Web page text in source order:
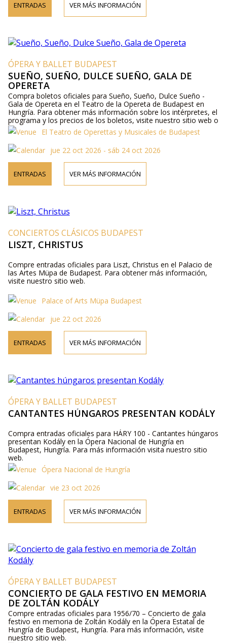
ENTRADAS VER MÁS INFORMACIÓN
ÓPERA Y BALLET BUDAPEST
SUEÑO, SUEÑO, DULCE SUEÑO, GALA DE
OPERETA
Compra boletos oficiales para Sueño, Sueño, Dulce Sueño -
Gala de Opereta en el Teatro de la Opereta de Budapest en
Hungría. Para obtener más información sobre los intérpretes, el
programa y los precios de los boletos, visite nuestro sitio web o
contáctenos por teléfono.
El Teatro de Operettas y Musicales de Budapest
jue 22 oct 2026 - sáb 24 oct 2026
ENTRADAS VER MÁS INFORMACIÓN
CONCIERTOS CLÁSICOS BUDAPEST
LISZT, CHRISTUS
Compre entradas oficiales para Liszt, Christus en el Palacio de
las Artes Müpa de Budapest. Para obtener más información,
visite nuestro sitio web.
Palace of Arts Müpa Budapest
jue 22 oct 2026
ENTRADAS VER MÁS INFORMACIÓN
ÓPERA Y BALLET BUDAPEST
CANTANTES HÚNGAROS PRESENTAN KODÁLY
Compra entradas oficiales para HÁRY 100 - Cantantes húngaros
presentan Kodály en la Ópera Nacional de Hungría en
Budapest, Hungría. Para más información visita nuestro sitio
web.
Ópera Nacional de Hungría
vie 23 oct 2026
ENTRADAS VER MÁS INFORMACIÓN
ÓPERA Y BALLET BUDAPEST
CONCIERTO DE GALA FESTIVO EN MEMORIA
DE ZOLTÁN KODÁLY
Compre entradas oficiales para 1956/70 – Concierto de gala
festivo en memoria de Zoltán Kodály en la Ópera Estatal de
Hungría de Budapest, Hungría. Para más información, visite
nuestro sitio web.